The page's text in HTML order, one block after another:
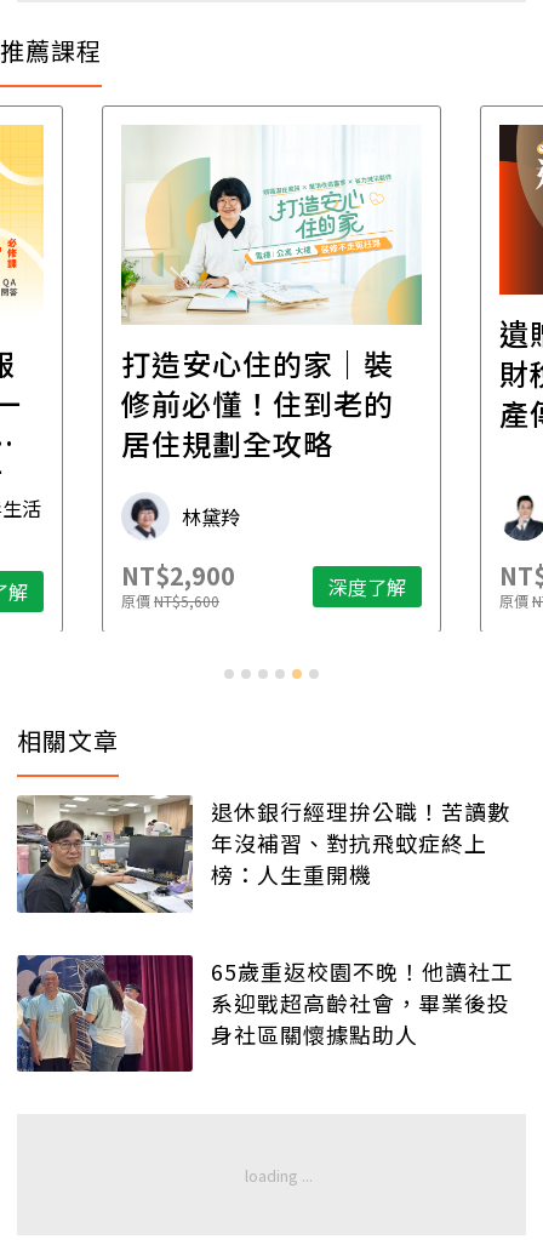
推薦課程
活
解
打造安心住的家｜裝
修前必懂！住到老的
居住規劃全攻略
林黛羚
NT$2,900
原價NT$5,600 深度了解
遺
財
產
原價
相關文章
退休銀行經理拚公職！苦讀數
年沒補習、對抗飛蚊症終上
榜：人生重開機
65歲重返校園不晚！他讀社工
系迎戰超高齡社會，畢業後投
身社區關懷據點助人